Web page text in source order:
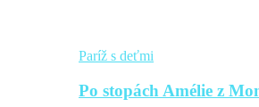
Paríž s deťmi
Po stopách Amélie z